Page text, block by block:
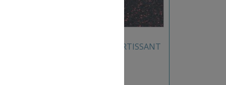
ROULEAU DE SOL AMORTISSANT